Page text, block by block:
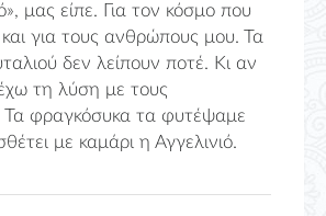
μας είπε. Για τον κόσμο που
για τους ανθρώπους μου. Τα
δεν λείπουν ποτέ. Κι αν
τη λύση με τους
Τα φραγκόσυκα τα φυτέψαμε
με καμάρι η Αγγελινιό.